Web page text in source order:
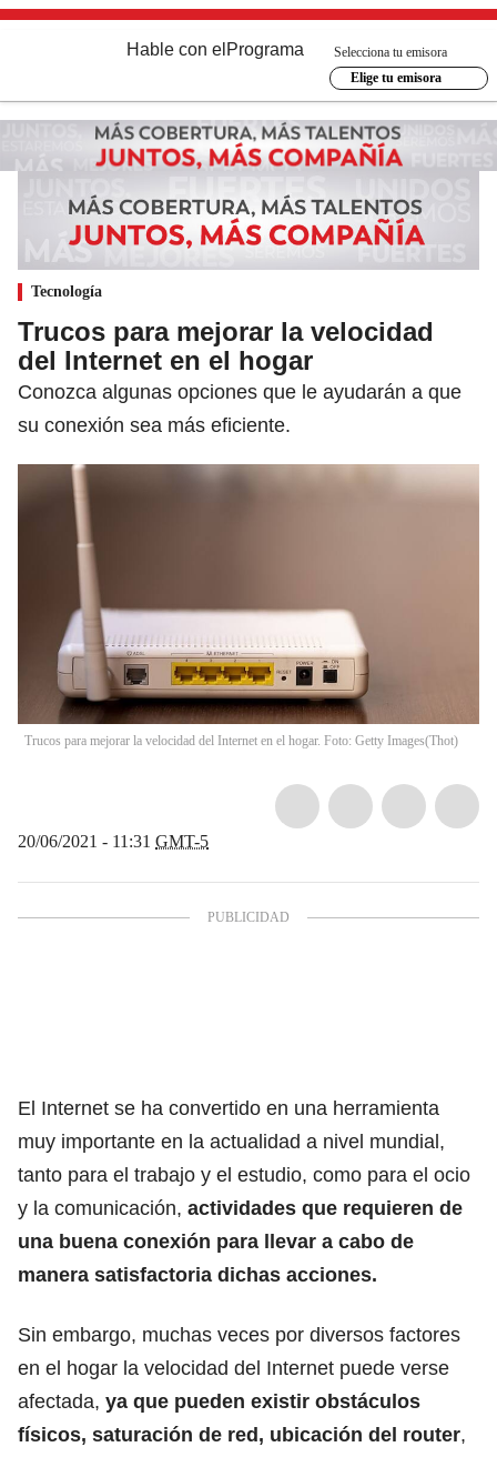
Hable con el Programa
Selecciona tu emisora
Elige tu emisora
Tecnología
Trucos para mejorar la velocidad
del Internet en el hogar
Conozca algunas opciones que le ayudarán a que
su conexión sea más eficiente.
Trucos para mejorar la velocidad del Internet en el hogar. Foto: Getty Images(Thot)
20/06/2021 - 11:31 GMT-5
El Internet se ha convertido en una herramienta
muy importante en la actualidad a nivel mundial,
tanto para el trabajo y el estudio, como para el ocio
y la comunicación, actividades que requieren de
una buena conexión para llevar a cabo de
manera satisfactoria dichas acciones.
Sin embargo, muchas veces por diversos factores
en el hogar la velocidad del Internet puede verse
afectada, ya que pueden existir obstáculos
físicos, saturación de red, ubicación del router,